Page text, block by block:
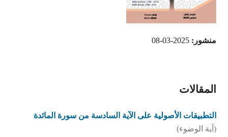
منشور: 2025-03-08
المقالات
التطبيقات الأصولية على الآية السادسة من سورة المائدة
(آية الوضوء)